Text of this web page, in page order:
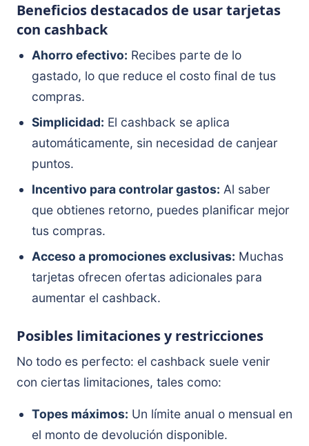
Beneficios destacados de usar tarjetas
con cashback
Ahorro efectivo: Recibes parte de lo
gastado, lo que reduce el costo final de tus
compras.
Simplicidad: El cashback se aplica
automáticamente, sin necesidad de canjear
puntos.
Incentivo para controlar gastos: Al saber
que obtienes retorno, puedes planificar mejor
tus compras.
Acceso a promociones exclusivas: Muchas
tarjetas ofrecen ofertas adicionales para
aumentar el cashback.
Posibles limitaciones y restricciones
No todo es perfecto: el cashback suele venir
con ciertas limitaciones, tales como:
Topes máximos: Un límite anual o mensual en
el monto de devolución disponible.